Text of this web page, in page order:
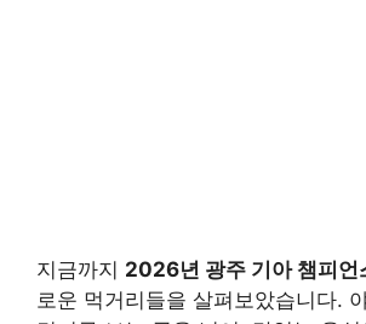
지금까지 2026년 광주 기아 챔피언
로운 먹거리들을 살펴보았습니다.